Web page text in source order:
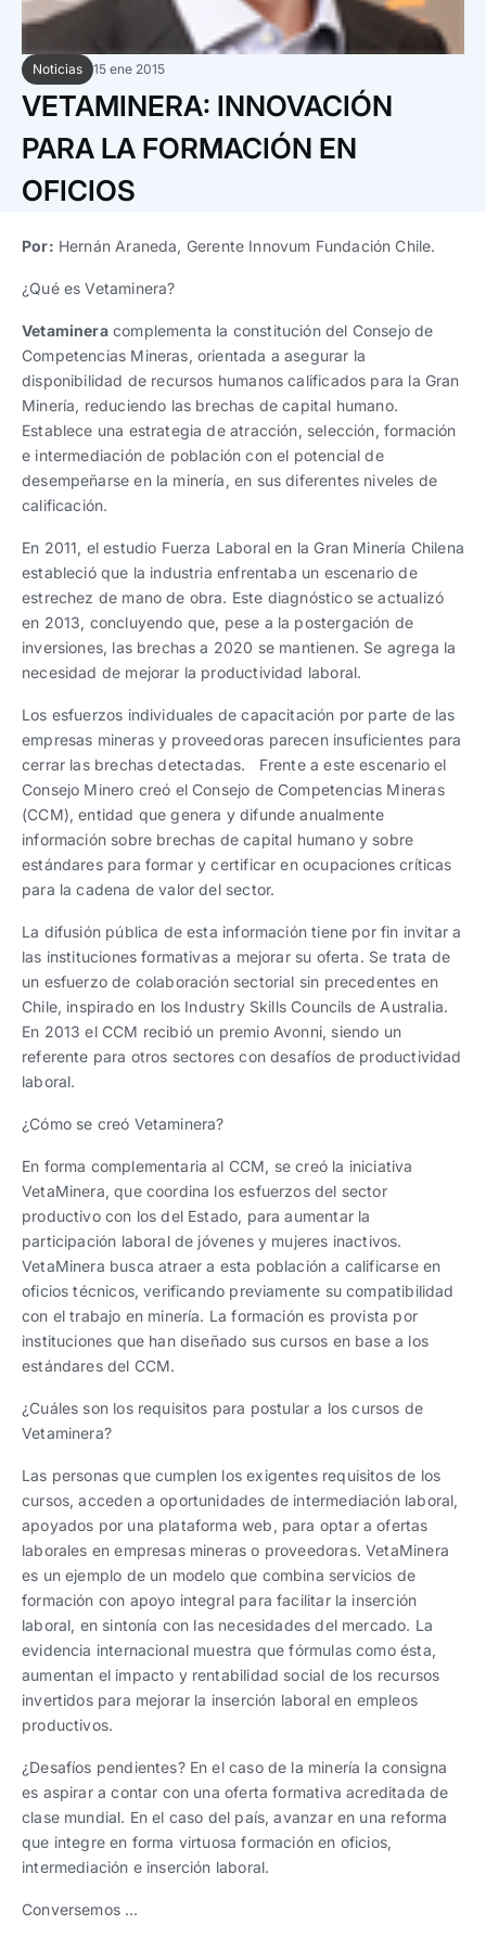
Trabaja con nosotros
Ver todo
Español English
Ver todas
Ver todas
progresivos de gestión
Ver todos
Español English
Español|English
Español|English
Noticias 15 ene 2015
VETAMINERA: INNOVACIÓN
PARA LA FORMACIÓN EN
OFICIOS
Por: Hernán Araneda, Gerente Innovum Fundación Chile.
¿Qué es Vetaminera?
Vetamineracomplementa la constitución del Consejo de
Competencias Mineras, orientada a asegurar la
disponibilidad de recursos humanos calificados para la Gran
Minería, reduciendo las brechas de capital humano.
Establece una estrategia de atracción, selección, formación
e intermediación de población con el potencial de
desempeñarse en la minería, en sus diferentes niveles de
calificación.
En 2011, el estudio Fuerza Laboral en la Gran Minería Chilena
estableció que la industria enfrentaba un escenario de
estrechez de mano de obra. Este diagnóstico se actualizó
en 2013, concluyendo que, pese a la postergación de
inversiones, las brechas a 2020 se mantienen. Se agrega la
necesidad de mejorar la productividad laboral.
Los esfuerzos individuales de capacitación por parte de las
empresas mineras y proveedoras parecen insuficientes para
cerrar las brechas detectadas. Frente a este escenario el
Consejo Minero creó el Consejo de Competencias Mineras
(CCM), entidad que genera y difunde anualmente
información sobre brechas de capital humano y sobre
estándares para formar y certificar en ocupaciones críticas
para la cadena de valor del sector.
La difusión pública de esta información tiene por fin invitar a
las instituciones formativas a mejorar su oferta. Se trata de
un esfuerzo de colaboración sectorial sin precedentes en
Chile, inspirado en los Industry Skills Councils de Australia.
En 2013 el CCM recibió un premio Avonni, siendo un
referente para otros sectores con desafíos de productividad
laboral.
¿Cómo se creó Vetaminera?
En forma complementaria al CCM, se creó la iniciativa
VetaMinera, que coordina los esfuerzos del sector
productivo con los del Estado, para aumentar la
participación laboral de jóvenes y mujeres inactivos.
VetaMinera busca atraer a esta población a calificarse en
oficios técnicos, verificando previamente su compatibilidad
con el trabajo en minería. La formación es provista por
instituciones que han diseñado sus cursos en base a los
estándares del CCM.
¿Cuáles son los requisitos para postular a los cursos de
Vetaminera?
Las personas que cumplen los exigentes requisitos de los
cursos, acceden a oportunidades de intermediación laboral,
apoyados por una plataforma web, para optar a ofertas
laborales en empresas mineras o proveedoras. VetaMinera
es un ejemplo de un modelo que combina servicios de
formación con apoyo integral para facilitar la inserción
laboral, en sintonía con las necesidades del mercado. La
evidencia internacional muestra que fórmulas como ésta,
aumentan el impacto y rentabilidad social de los recursos
invertidos para mejorar la inserción laboral en empleos
productivos.
¿Desafíos pendientes? En el caso de la minería la consigna
es aspirar a contar con una oferta formativa acreditada de
clase mundial. En el caso del país, avanzar en una reforma
que integre en forma virtuosa formación en oficios,
intermediación e inserción laboral.
Conversemos …